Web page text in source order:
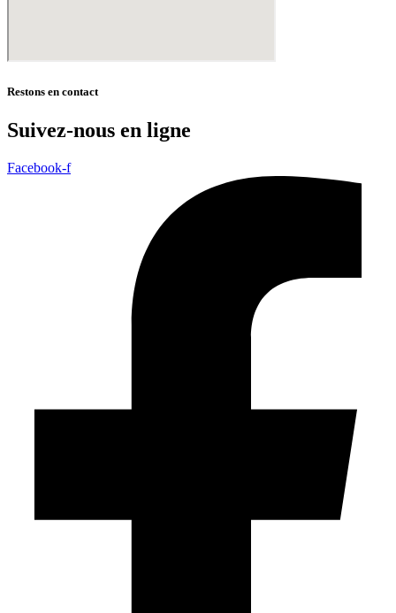
Restons en contact
Suivez-nous en ligne
Facebook-f